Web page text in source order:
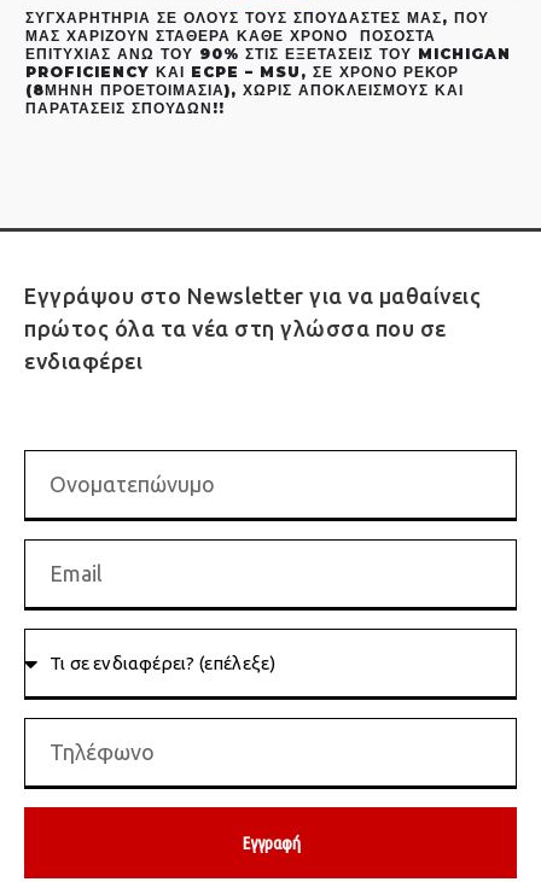
ΣΥΓΧΑΡΗΤΉΡΙΑ ΣΕ ΌΛΟΥΣ ΤΟΥΣ ΣΠΟΥΔΑΣΤΈΣ ΜΑΣ, ΠΟΥ
ΜΑΣ ΧΑΡΊΖΟΥΝ ΣΤΑΘΕΡΆ ΚΆΘΕ ΧΡΌΝΟ ΠΟΣΟΣΤΆ
ΕΠΙΤΥΧΊΑΣ ΆΝΩ ΤΟΥ 90% ΣΤΙΣ ΕΞΕΤΆΣΕΙΣ ΤΟΥ MICHIGAN
PROFICIENCY ΚΑΙ ECPE – MSU, ΣΕ ΧΡΌΝΟ ΡΕΚΌΡ
(8ΜΗΝΗ ΠΡΟΕΤΟΙΜΑΣΊΑ), ΧΩΡΊΣ ΑΠΟΚΛΕΙΣΜΟΎΣ ΚΑΙ
ΠΑΡΑΤΆΣΕΙΣ ΣΠΟΥΔΏΝ!!
Εγγράψου στο Newsletter για να μαθαίνεις
πρώτος όλα τα νέα στη γλώσσα που σε
ενδιαφέρει
Εγγραφή